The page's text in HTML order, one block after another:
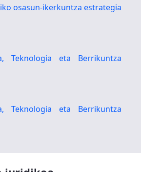
osasun-ikerkuntza estrategia
Teknologia eta Berrikuntza
Teknologia eta Berrikuntza